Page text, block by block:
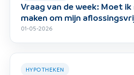
Vraag van de week: Moet
maken om mijn
01-05-2026
HYPOTHEKEN